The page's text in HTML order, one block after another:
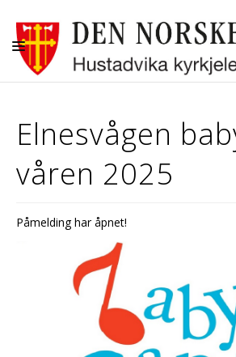
BARN OG UNGDOM
KONFIRMANT
GRAVPLASSENE
LEDIGE STILLINGER
RÅDENE I HUSTADVIKA
KIRKENE VÅRE
Elnesvågen
våren 2025
Påmelding har åpnet!